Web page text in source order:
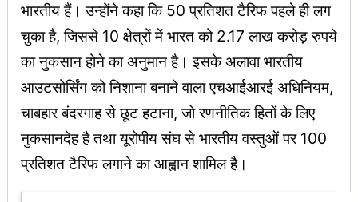
भारतीय हैं। उन्होंने कहा कि 50 प्रतिशत टैरिफ पहले ही लग
चुका है, जिससे 10 क्षेत्रों में भारत को 2.17 लाख करोड़ रुपये
का नुकसान होने का अनुमान है। इसके अलावा भारतीय
आउटसोर्सिंग को निशाना बनाने वाला एचआईआरई अधिनियम,
चाबहार बंदरगाह से छूट हटाना, जो रणनीतिक हितों के लिए
नुकसानदेह है तथा यूरोपीय संघ से भारतीय वस्तुओं पर 100
प्रतिशत टैरिफ लगाने का आह्वान शामिल है।